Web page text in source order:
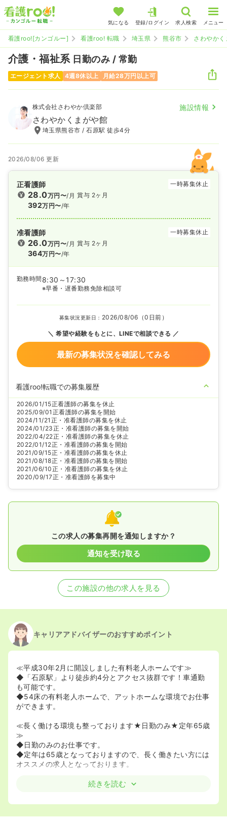
気になる 登録/ログイン 求人検索 メニュー
看護roo![カンゴルー] 看護roo! 転職 埼玉県 熊谷市 さわやか
介護・福祉系 日勤のみ / 常勤
エージェント求人 4週8休以上 月給28万円以上可
株式会社さわやか倶楽部 施設情報
さわやかくまがや館
埼玉県熊谷市 / 石原駅 徒歩4分
2026/08/06 更新
正看護師 一時募集休止
28.0万円〜/月
392万円〜/年
賞与 2ヶ月
准看護師 一時募集休止
26.0万円〜/月
364万円〜/年
賞与 2ヶ月
勤務時間 8:30～17:30
※早番・遅番勤務免除相談可
募集状況更新日： 2026/08/06（0日前）
希望や経験をもとに、LINEで相談できる
最新の募集状況を確認してみる
看護roo!転職での募集履歴
2026/01/15正看護師の募集を休止
2025/09/01 正看護師の募集を開始
2024/11/21 正・准看護師の募集を休止
2024/01/23正・准看護師の募集を開始
2022/04/22正・准看護師の募集を休止
2022/01/12正・准看護師の募集を開始
2021/09/15正・准看護師の募集を休止
2021/08/18正・准看護師の募集を開始
2021/06/10正・准看護師の募集を休止
2020/09/17正・准看護師を募集中
この求人の募集再開を通知しますか？
通知を受け取る
この施設の他の求人を見る
キャリアアドバイザーのおすすめポイント
≪平成30年2月に開設しました有料老人ホームです≫
◆「石原駅」より徒歩約4分とアクセス抜群です！車通勤
も可能です。
◆54床の有料老人ホームで、アットホームな環境でお仕事
ができます。
≪長く働ける環境も整っております★日勤のみ★定年65歳
≫
◆日勤のみのお仕事です。
◆定年は65歳となっておりますので、長く働きたい方には
オススメの求人となっております。
続きを読む